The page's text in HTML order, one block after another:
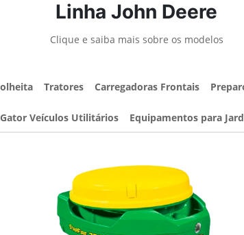
Linha John Deere
Clique e saiba mais sobre os modelos
Tratores Carregadoras Frontais
Gator Veículos Utilitários Equipamentos para